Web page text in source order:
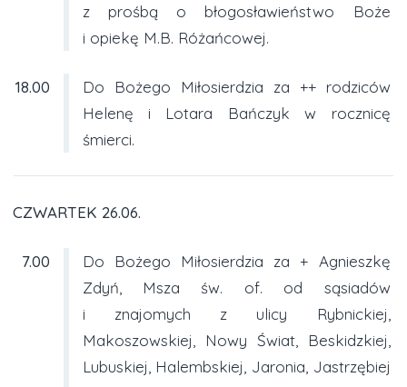
z prośbą o błogosławieństwo Boże
i opiekę M.B. Różańcowej.
18.00
Do Bożego Miłosierdzia za ++ rodziców
Helenę i Lotara Bańczyk w rocznicę
śmierci.
CZWARTEK 26.06.
7.00
Do Bożego Miłosierdzia za + Agnieszkę
Zdyń, Msza św. of. od sąsiadów
i znajomych z ulicy Rybnickiej,
Makoszowskiej, Nowy Świat, Beskidzkiej,
Lubuskiej, Halembskiej, Jaronia, Jastrzębiej